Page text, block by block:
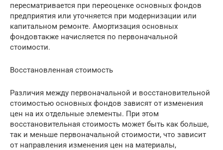
пересматривается при переоценке основных фондов
предприятия или уточняется при модернизации или
капитальном ремонте. Амортизация основных
фондовтакже начисляется по первоначальной
стоимости.
Восстановленная стоимость
Различия между первоначальной и восстановительной
стоимостью основных фондов зависят от изменения
цен на их отдельные элементы. При этом
восстановительная стоимость может быть как больше,
так и меньше первоначальной стоимости, что зависит
от направления изменения цен на материалы,